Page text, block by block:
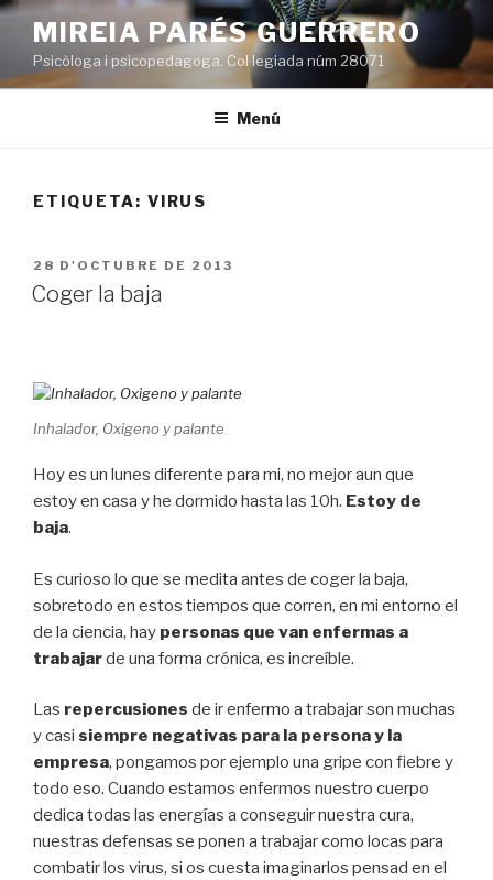
Vés
contingut
MIREIA PARÉS GUERRERO
Psicòloga i psicopedagoga. Col·legiada núm 28071
Menú
ETIQUETA: VIRUS
PUBLICAT
A
28 D'OCTUBRE DE 2013
Coger la baja
Inhalador, Oxigeno y palante
Hoy es un lunes diferente para mi, no mejor aun que
estoy en casa y he dormido hasta las 10h. Estoy de
baja.
Es curioso lo que se medita antes de coger la baja,
sobretodo en estos tiempos que corren, en mi entorno el
de la ciencia, hay personas que van enfermas a
trabajarde una forma crónica, es increíble.
Las repercusiones de ir enfermo a trabajar son muchas
y casi siempre negativas para la persona y la
empresa, pongamos por ejemplo una gripe con fiebre y
todo eso. Cuando estamos enfermos nuestro cuerpo
dedica todas las energías a conseguir nuestra cura,
nuestras defensas se ponen a trabajar como locas para
combatir los virus, si os cuesta imaginarlos pensad en el